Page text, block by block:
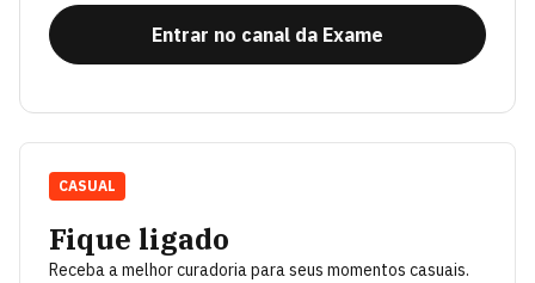
Entrar no canal da Exame
Fique ligado
Receba a melhor curadoria para seus momentos casuais.
CASUAL